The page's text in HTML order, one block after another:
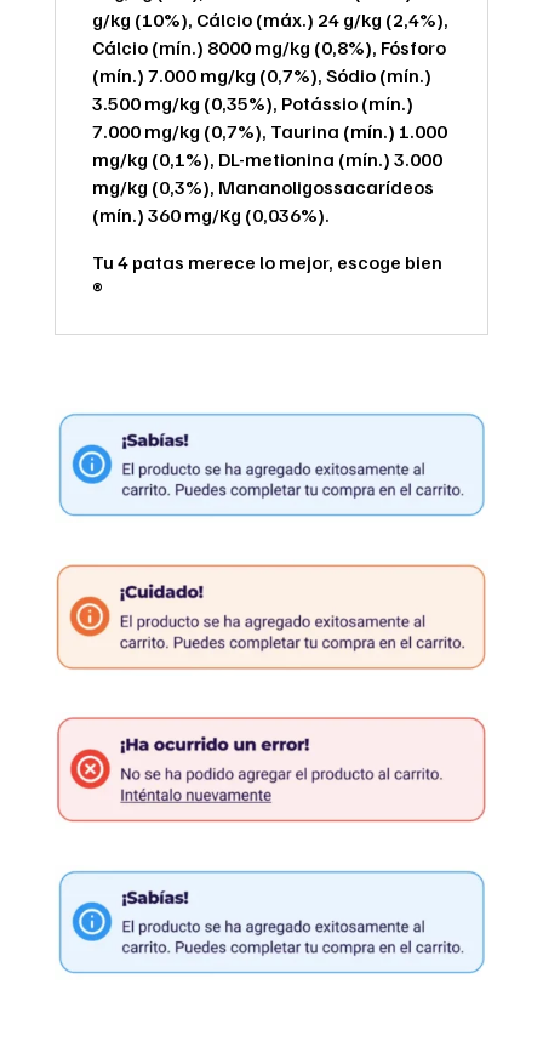
g/kg (10%), Cálcio (máx.) 24 g/kg (2,4%),
Cálcio (mín.) 8000 mg/kg (0,8%), Fósforo
(mín.) 7.000 mg/kg (0,7%), Sódio (mín.)
3.500 mg/kg (0,35%), Potássio (mín.)
7.000 mg/kg (0,7%), Taurina (mín.) 1.000
mg/kg (0,1%), DL-metionina (mín.) 3.000
mg/kg (0,3%), Mananoligossacarídeos
(mín.) 360 mg/Kg (0,036%).
Tu 4 patas merece lo mejor, escoge bien
®